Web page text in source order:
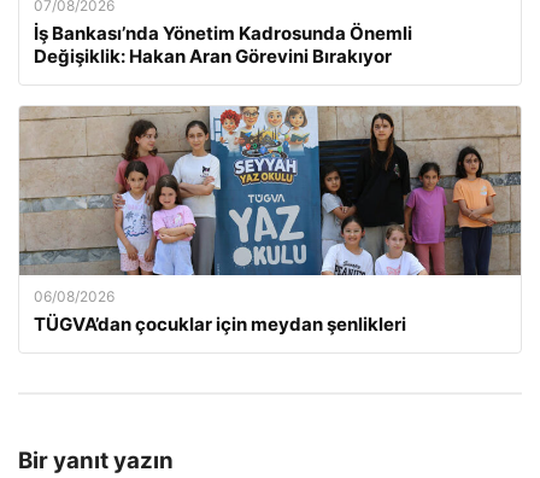
07/08/2026
İş Bankası’nda Yönetim Kadrosunda Önemli
Değişiklik: Hakan Aran Görevini Bırakıyor
06/08/2026
TÜGVA’dan çocuklar için meydan şenlikleri
Bir yanıt yazın